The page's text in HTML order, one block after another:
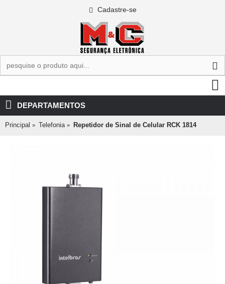
Cadastre-se
DEPARTAMENTOS
Principal Telefonia Repetidor de Sinal de Celular RCK 1814